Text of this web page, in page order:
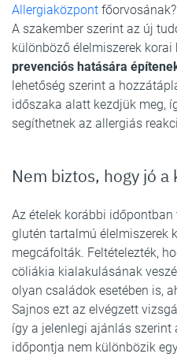
Allergiaközpont
A szakember szerint az új
különböző élelmiszerek korai
prevenciós hatására
lehetőség szerint a
időszaka alatt kezdjük meg,
segíthetnek az allergiás
Nem biztos, hogy jó
Az ételek korábbi időpontban
glutén tartalmú élelmiszerek
megcáfolták. Feltételezték,
cöliákia kialakulásának
olyan családok esetében is,
Sajnos ezt az elvégzett
így a jelenlegi ajánlás szerint
időpontja nem különbözik